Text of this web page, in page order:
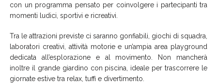
con un programma pensato per coinvolgere i partecipanti tra
momenti ludici, sportivi e ricreativi.
Tra le attrazioni previste ci saranno gonfiabili, giochi di squadra,
laboratori creativi, attività motorie e un’ampia area playground
dedicata all’esplorazione e al movimento. Non mancherà
inoltre il grande giardino con piscina, ideale per trascorrere le
giornate estive tra relax, tuffi e divertimento.